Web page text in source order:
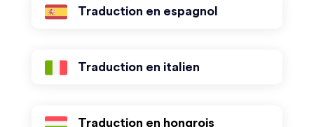
Traduction en espagnol
Traduction en italien
Traduction en hongrois